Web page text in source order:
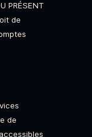
PRÉSENT
de
de